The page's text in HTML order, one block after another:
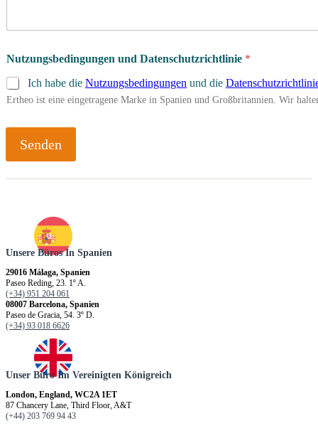
Nutzungsbedingungen und Datenschutzrichtlinie *
Ich habe die Nutzungsbedingungen und die
Ertheo ist eine eingetragene Marke in Spanien und Großbritannien. Wir
Senden
Unsere Büros In Spanien
29016 Málaga, Spanien
Paseo Reding, 23. 1º A.
(+34) 951 204 061
08007 Barcelona, Spanien
Paseo de Gracia, 54. 3º D.
(+34) 93 018 6626
Unser Büro Im Vereinigten Königreich
London, England, WC2A 1ET
87 Chancery Lane, Third Floor, A&T
(+44) 203 769 94 43